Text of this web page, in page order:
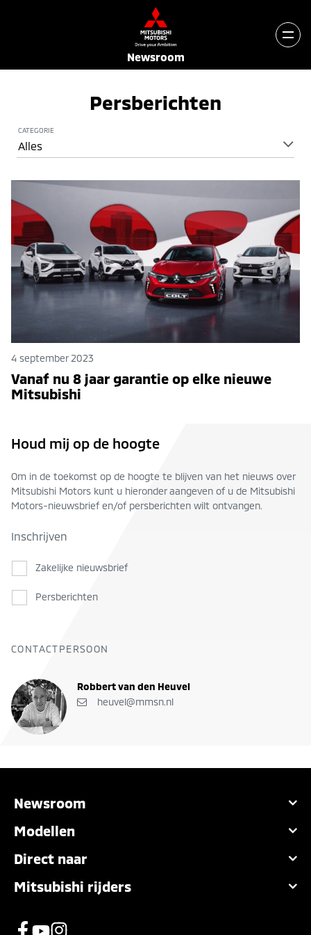
Newsroom
Persberichten
CATEGORIE
4 september 2023
Vanaf nu 8 jaar garantie op elke nieuwe
Mitsubishi
Houd mij op de hoogte
Om in de toekomst op de hoogte te blijven van het nieuws over
Mitsubishi Motors kunt u hieronder aangeven of u de Mitsubishi
Motors-nieuwsbrief en/of persberichten wilt ontvangen.
Inschrijven
Zakelijke nieuwsbrief
Persberichten
CONTACTPERSOON
Robbert van den Heuvel
heuvel@mmsn.nl
Newsroom
Modellen
Direct naar
Mitsubishi rijders